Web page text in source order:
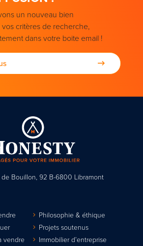
un nouveau bien
critères de recherche,
dans votre boite email !
Bouillon, 92 B-6800 Libramont
vendre
Philosophie & éthique
Projets soutenus
Immobilier d’entreprise